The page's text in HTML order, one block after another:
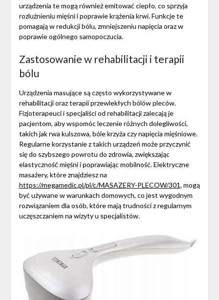
urządzenia te mogą również emitować ciepło, co sprzyja
rozluźnieniu mięśni i poprawie krążenia krwi. Funkcje te
pomagają w redukcji bólu, zmniejszeniu napięcia oraz w
poprawie ogólnego samopoczucia.
Zastosowanie w rehabilitacji i terapii
bólu
Urządzenia masujące są często wykorzystywane w
rehabilitacji oraz terapii przewlekłych bólów pleców.
Fizjoterapeuci i specjaliści od rehabilitacji zalecają je
pacjentom, aby wspomóc leczenie różnych dolegliwości,
takich jak rwa kulszowa, bóle krzyża czy napięcia mięśniowe.
Regularne korzystanie z takich urządzeń może przyczynić
się do szybszego powrotu do zdrowia, zwiększając
elastyczność mięśni i poprawiając mobilność. Elektryczne
masażery, które znajdziesz na
https://megamedic.pl/pl/c/MASAZERY-PLECOW/301, mogą
być używane w warunkach domowych, co jest wygodnym
rozwiązaniem dla osób, które mają trudności z regularnym
uczęszczaniem na wizyty u specjalistów.